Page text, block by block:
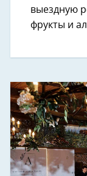
выездную
фрукты и